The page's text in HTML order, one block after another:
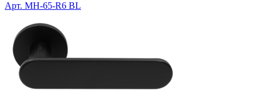
Арт. MH-65-R6 BL